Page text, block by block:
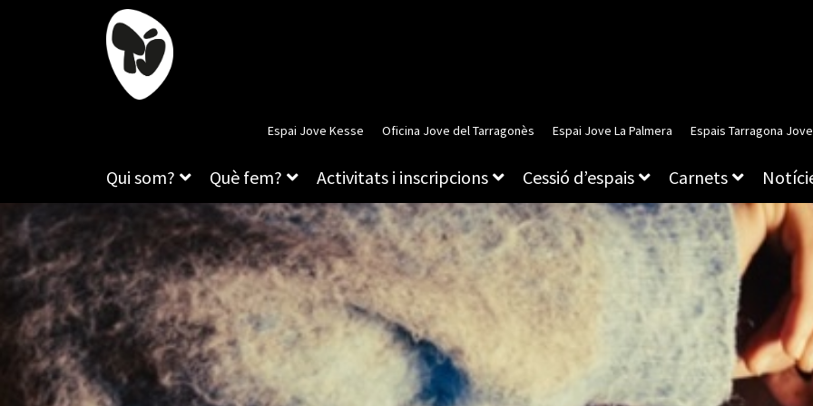
Espai Jove Kesse Oficina Jove del Tarragonès Espai Jove La Palmera Espais Tarragona Jove
Qui som? Què fem? Activitats i inscripcions Cessió d’espais Carnets